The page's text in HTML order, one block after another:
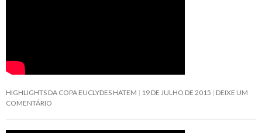
HIGHLIGHTS DA COPA EUCLYDES HATEM 19 DE JULHO DE 2015
DEIXE UM
COMENTÁRIO